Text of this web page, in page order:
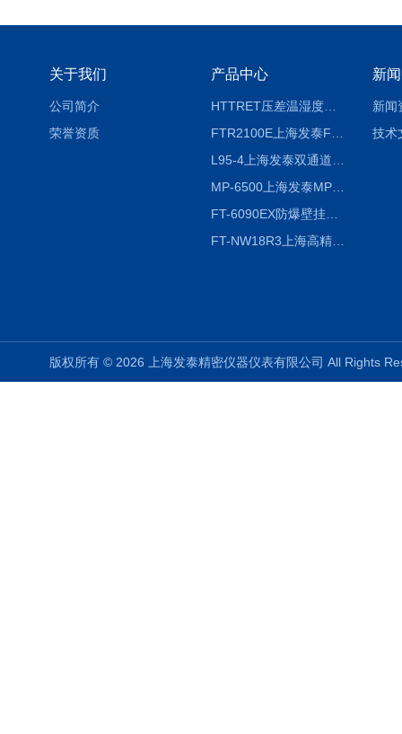
关于我们
公司简介
荣誉资质
产品中心
HTTRET压差温湿度显示屏
MP-6500上海发泰MP-6500 压力记录器
FT-6090EX防爆壁挂式沼气分析检测仪
FT-NW18R3上海高精度温度记录仪
新
新闻
技术
版权所有 © 2026 上海发泰精密仪器仪表有限公司 All